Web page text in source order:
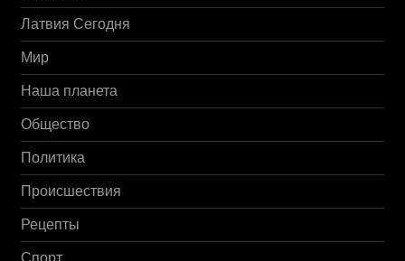
Латвия Сегодня
Мир
Наша планета
Общество
Политика
Происшествия
Рецепты